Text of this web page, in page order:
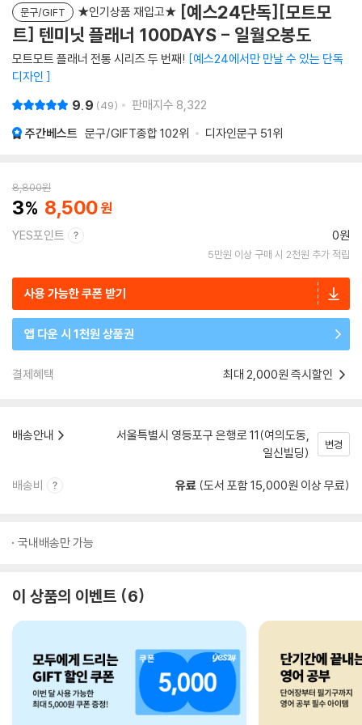
문구/GIFT ★인기상품 재입고★ [예스24단독][모트모
트] 텐미닛 플래너 100DAYS - 일월오봉도
모트모트 플래너 전통 시리즈 두 번째!
예스24에서만 만날 수 있는 단독
디자인
9.9 49 판매지수 8,322
주간베스트 문구/GIFT종합 102위 디자인문구 51위
8,800원
3 8,500
YES포인트 0원
5만원 이상 구매 시 2천원 추가 적립
사용 가능한 쿠폰 받기
앱 다운 시 1천원 상품권
결제혜택 최대 2,000원 즉시할인
배송안내
서울특별시 영등포구 은행로 11(여의도동,
일신빌딩)
변경
배송비 유료 (도서 포함 15,000원 이상 무료)
국내배송만 가능
이 상품의 이벤트 6